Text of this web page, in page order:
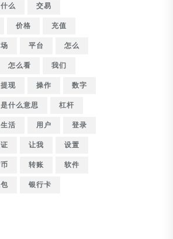
为什么
交易
价格
充值
市场 平台
怎么
怎么看
我们
提现 操作
数字
是什么意思
杠杆
生活 用户
登录
认证 让我
设置
货币 转账
软件
钱包 银行卡